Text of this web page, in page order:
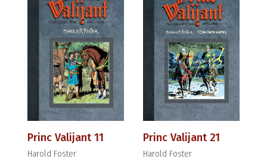
Princ Valijant 11
Harold Foster
Princ Valijant 21
Harold Foster